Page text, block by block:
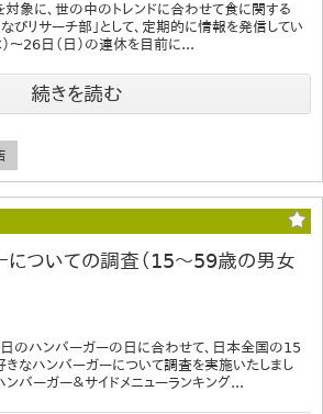
対象に、世の中のトレンドに合わせて食に関する
びリサーチ部」として、定期的に情報を発信してい
～26日（日）の連休を目前に...
続きを読む
についての調査（15～59歳の男女
のハンバーガーの日に合わせて、日本全国の15
なハンバーガーについて調査を実施いたしまし
バーガー＆サイドメニューランキング...